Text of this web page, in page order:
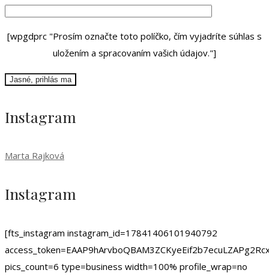
[wpgdprc "Prosím označte toto políčko, čím vyjadríte súhlas s
uložením a spracovaním vašich údajov."]
Instagram
Marta Rajková
Instagram
[fts_instagram instagram_id=17841406101940792
pics_count=6 type=business width=100% profile_wrap=no